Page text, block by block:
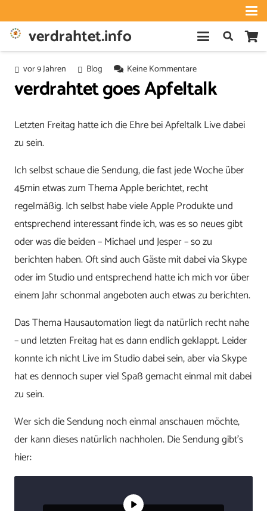
verdrahtet.info
vor 9 Jahren Blog Keine Kommentare
verdrahtet goes Apfeltalk
Letzten Freitag hatte ich die Ehre bei Apfeltalk Live dabei
zu sein.
Ich selbst schaue die Sendung, die fast jede Woche über
45min etwas zum Thema Apple berichtet, recht
regelmäßig. Ich selbst habe viele Apple Produkte und
entsprechend interessant finde ich, was es so neues gibt
oder was die beiden – Michael und Jesper – so zu
berichten haben. Oft sind auch Gäste mit dabei via Skype
oder im Studio und entsprechend hatte ich mich vor über
einem Jahr schonmal angeboten auch etwas zu berichten.
Das Thema Hausautomation liegt da natürlich recht nahe
– und letzten Freitag hat es dann endlich geklappt. Leider
konnte ich nicht Live im Studio dabei sein, aber via Skype
hat es dennoch super viel Spaß gemacht einmal mit dabei
zu sein.
Wer sich die Sendung noch einmal anschauen möchte,
der kann dieses natürlich nachholen. Die Sendung gibt’s
hier: